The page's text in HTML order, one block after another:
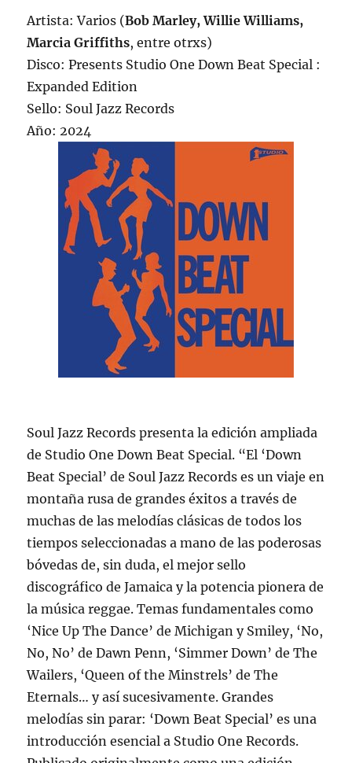
Artista: Varios (Bob Marley, Willie Williams,
Marcia Griffiths, entre otrxs)
Disco: Presents Studio One Down Beat Special :
Expanded Edition
Sello: Soul Jazz Records
Año: 2024
Soul Jazz Records presenta la edición ampliada
de Studio One Down Beat Special. “El ‘Down
Beat Special’ de Soul Jazz Records es un viaje en
montaña rusa de grandes éxitos a través de
muchas de las melodías clásicas de todos los
tiempos seleccionadas a mano de las poderosas
bóvedas de, sin duda, el mejor sello
discográfico de Jamaica y la potencia pionera de
la música reggae. Temas fundamentales como
‘Nice Up The Dance’ de Michigan y Smiley, ‘No,
No, No’ de Dawn Penn, ‘Simmer Down’ de The
Wailers, ‘Queen of the Minstrels’ de The
Eternals… y así sucesivamente. Grandes
melodías sin parar: ‘Down Beat Special’ es una
introducción esencial a Studio One Records.